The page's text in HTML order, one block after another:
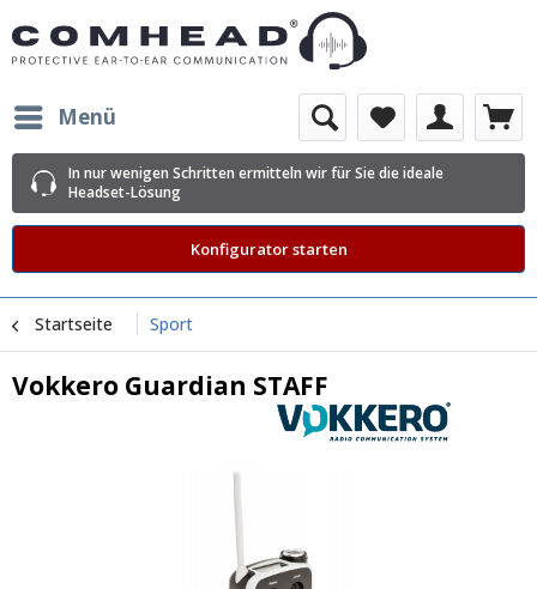
Menü
In nur wenigen Schritten ermitteln wir für Sie die ideale
Headset-Lösung
Konfigurator starten
Startseite Sport
Vokkero Guardian STAFF